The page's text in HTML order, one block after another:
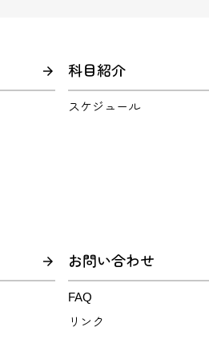
科目紹介
スケジュール
お問い合わせ
FAQ
リンク